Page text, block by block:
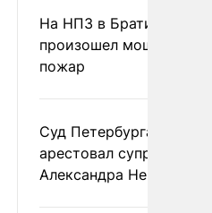
На НПЗ в Братиславе
произошел мощный
пожар
Суд Петербурга заочно
арестовал супругу
Александра Невзорова